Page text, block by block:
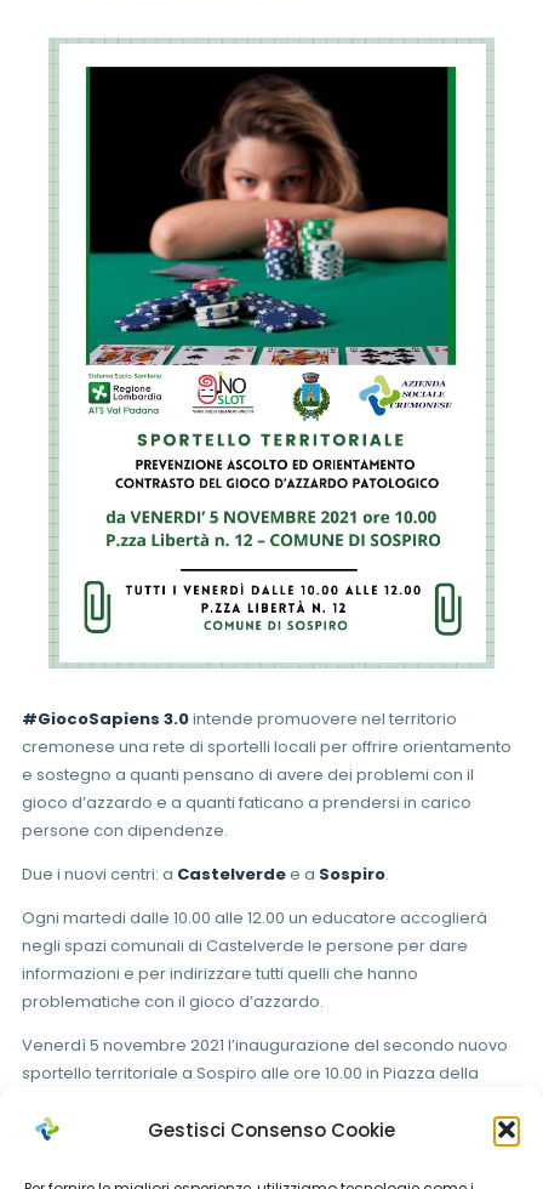
Gestisci Consenso Cookie
#GiocoSapiens 3.0intende promuovere nel territorio
cremonese una rete di sportelli locali per offrire orientamento
e sostegno a quanti pensano di avere dei problemi con il
gioco d’azzardo e a quanti faticano a prendersi in carico
persone con dipendenze.
Due i nuovi centri: a Castelverdee a Sospiro.
Ogni martedi dalle 10.00 alle 12.00 un educatore accoglierà
negli spazi comunali di Castelverde le persone per dare
informazioni e per indirizzare tutti quelli che hanno
problematiche con il gioco d’azzardo.
Venerdì 5 novembre 2021 l’inaugurazione del secondo nuovo
sportello territoriale a Sospiro alle ore 10.00 in Piazza della
12.00.